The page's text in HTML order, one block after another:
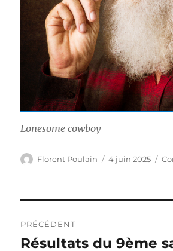
Lonesome cowboy
Auteur
Florent Poulain
Publié
4 juin 2025
de
PRÉCÉDENT
Publication
Résultats du 9ème